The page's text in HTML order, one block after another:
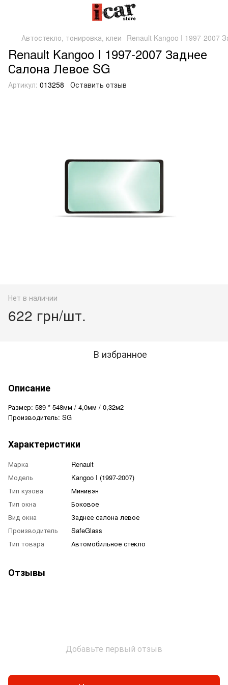
Автостекло, тонировка, клеи Renault Kangoo I 1997-2007
Renault Kangoo I 1997-2007 Заднее
Салона Левое SG
Артикул: 013258 Оставить отзыв
Нет в наличии
622 грн/шт.
В избранное
Описание
Размер: 589 * 548мм / 4,0мм / 0,32м2
Производитель: SG
Характеристики
Марка
Renault
Модель
Kangoo I (1997-2007)
Тип кузова
Минивэн
Тип окна
Боковое
Вид окна
Заднее салона левое
Производитель
SafeGlass
Тип товара
Автомобильное стекло
Отзывы
Добавьте первый отзыв